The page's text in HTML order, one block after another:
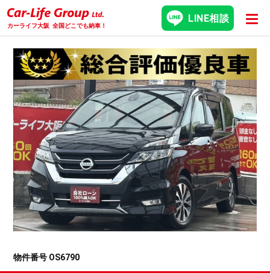
カーライフ大阪 全国どこでも納車！
LINE相談
物件番号 OS6790